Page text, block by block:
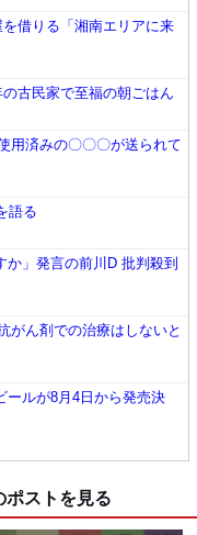
借りる「湘南エリアに来
古民家で至福の朝ごはん
用済みの〇〇〇が送られて
語る
」発言の前川D 批判殺到
がん剤での治療はしないと
ールが8月4日から発売決
ストを見る